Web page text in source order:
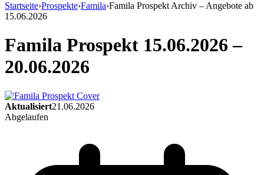
Startseite›Prospekte›Famila›Famila Prospekt Archiv – Angebote ab
15.06.2026
Famila Prospekt 15.06.2026 –
20.06.2026
Aktualisiert21.06.2026
Abgelaufen